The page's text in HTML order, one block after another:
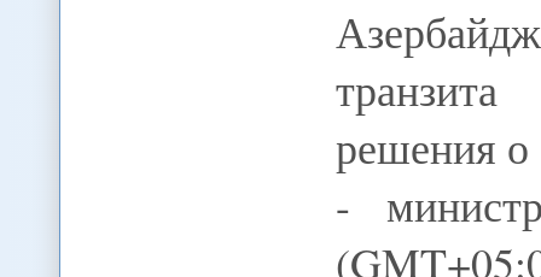
решения о
-